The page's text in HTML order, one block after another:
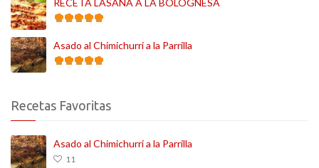
RECETA LASAÑA A LA BOLOGNESA
Asado al Chimichurri a la Parrilla
Recetas Favoritas
Asado al Chimichurri a la Parrilla
11